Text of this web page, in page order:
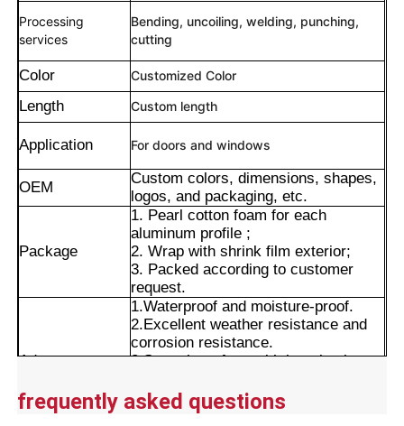
우리 에 관한 것
Processing
services
Bending, uncoiling, welding, punching,
cutting
Color Customized Color
Length Custom length
Application For doors and windows
OEM
Custom colors, dimensions, shapes,
logos, and packaging, etc.
Package
1. Pearl cotton foam for each
aluminum profile ;
2. Wrap with shrink film exterior;
3. Packed according to customer
request.
Advantages
1.Waterproof and moisture-proof.
2.Excellent weather resistance and
corrosion resistance.
3.Smooth surface with long-lasting
4.Precise cut leveling and careful
corner detail treatment.
frequently asked questions